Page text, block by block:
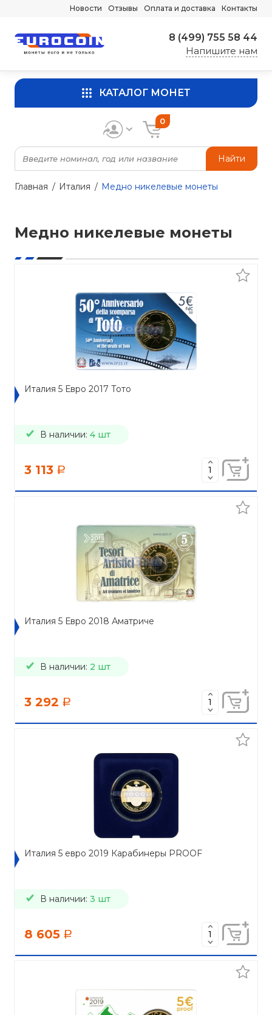
Новости Отзывы Оплата и доставка Контакты
8 (499) 755 58 44
Напишите нам
КАТАЛОГ МОНЕТ
Найти
0
Главная Италия Медно никелевые монеты
Медно никелевые монеты
Италия 5 Евро 2017 Тото
В наличии: 4 шт
3 113 a
Италия 5 Евро 2018 Аматриче
В наличии: 2 шт
3 292 a
Италия 5 евро 2019 Карабинеры PROOF
В наличии: 3 шт
8 605 a